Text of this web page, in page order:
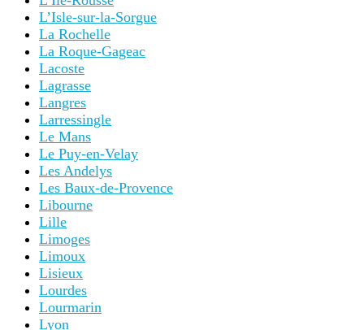
L’Isle-sur-la-Sorgue
La Rochelle
La Roque-Gageac
Lacoste
Lagrasse
Langres
Larressingle
Le Mans
Le Puy-en-Velay
Les Andelys
Les Baux-de-Provence
Libourne
Lille
Limoges
Limoux
Lisieux
Lourdes
Lourmarin
Lyon